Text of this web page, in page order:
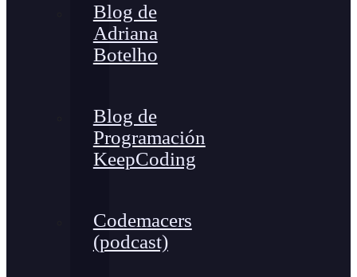
Blog de
Adriana
Botelho
Blog de
Programación
KeepCoding
Codemacers
(podcast)